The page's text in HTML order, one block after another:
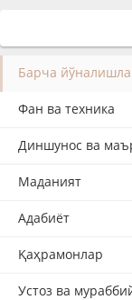
Барча
Фан ва техника
Диншунос ва
Маданият
Адабиёт
Қаҳрамонлар
Устоз ва